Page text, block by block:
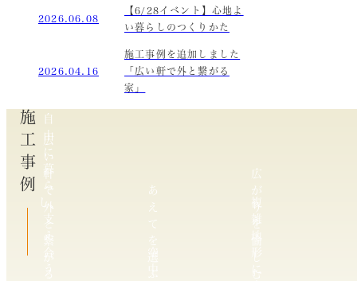
2026.06.08
【6/28イベント】心地よ
い暮らしのつくりかた
2026.04.16
施工事例を追加しました
「広い軒で外と繋がる
家」
施工事例
広
い
軒
で
外
と
繋
が
る
あ
え
て
を
選
広
が
り
を
愉
し
自
由
に
暮
ら
し、
支
え
合
う
空
複
雑
地
形